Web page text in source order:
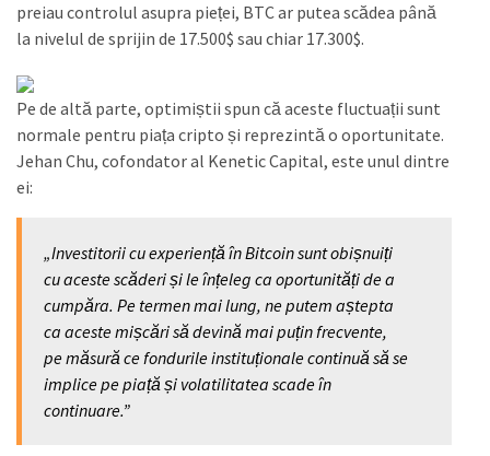
preiau controlul asupra pieței, BTC ar putea scădea până
la nivelul de sprijin de 17.500$ sau chiar 17.300$.
Pe de altă parte, optimiștii spun că aceste fluctuații sunt
normale pentru piața cripto și reprezintă o oportunitate.
Jehan Chu, cofondator al Kenetic Capital, este unul dintre
ei:
„Investitorii cu experiență în Bitcoin sunt obișnuiți
cu aceste scăderi și le înțeleg ca oportunități de a
cumpăra. Pe termen mai lung, ne putem aștepta
ca aceste mișcări să devină mai puțin frecvente,
pe măsură ce fondurile instituționale continuă să se
implice pe piață și volatilitatea scade în
continuare.”